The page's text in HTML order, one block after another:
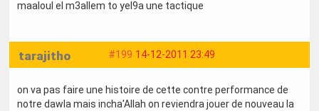
maaloul el m3allem to yel9a une tactique
#199 14-12-2011 23:49
tarajitho
on va pas faire une histoire de cette contre performance de
notre dawla mais incha'Allah on reviendra jouer de nouveau la